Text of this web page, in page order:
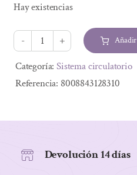
era:
23,95 €.
es:
21,08 €.
Hay existencias
ERBAVEN
RETARD
(30TABL.)*
Añadir
Alternative:
Categoría:Sistema circulatorio
Referencia: 8008843128310
Devolución 14 días